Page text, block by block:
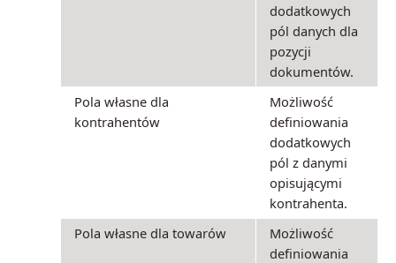
dodatkowych
pól danych dla
pozycji
dokumentów.
Pola własne dla
kontrahentów
Możliwość
definiowania
dodatkowych
pól z danymi
opisującymi
kontrahenta.
Pola własne dla towarów
Możliwość
definiowania